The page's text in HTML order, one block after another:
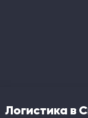
Логистика в